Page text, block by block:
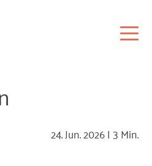
24. Jun. 2026| 3 Min.